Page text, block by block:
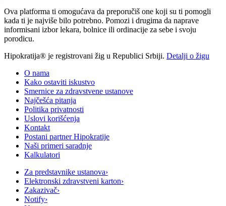
Ova platforma ti omogućava da preporučiš one koji su ti pomogli
kada ti je najviše bilo potrebno. Pomozi i drugima da naprave
informisani izbor lekara, bolnice ili ordinacije za sebe i svoju
porodicu.
Hipokratija® je registrovani žig u Republici Srbiji. Detalji o žigu
O nama
Kako ostaviti iskustvo
Smernice za zdravstvene ustanove
Najčešća pitanja
Politika privatnosti
Uslovi korišćenja
Kontakt
Postani partner Hipokratije
Naši primeri saradnje
Kalkulatori
Za predstavnike ustanova›
Elektronski zdravstveni karton›
Zakazivač›
Notify›